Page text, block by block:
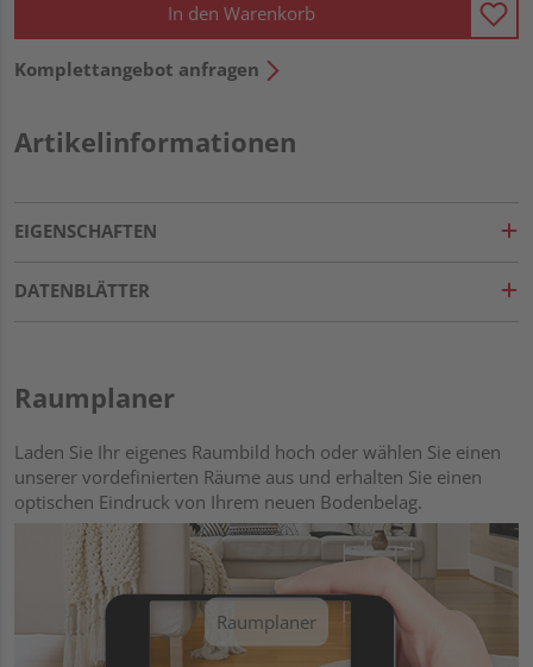
In den Warenkorb
Komplettangebot anfragen
Artikelinformationen
EIGENSCHAFTEN
DATENBLÄTTER
Raumplaner
Laden Sie Ihr eigenes Raumbild hoch oder wählen Sie einen
unserer vordefinierten Räume aus und erhalten Sie einen
optischen Eindruck von Ihrem neuen Bodenbelag.
Raumplaner